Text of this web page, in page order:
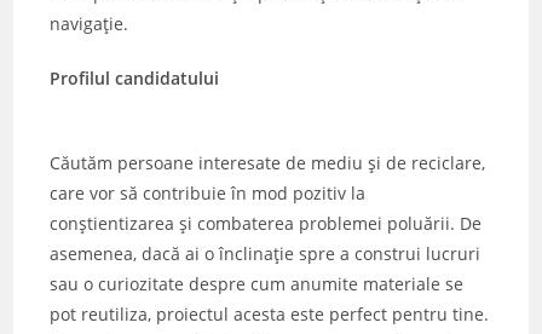
navigație.
Profilul candidatului
Căutăm persoane interesate de mediu și de reciclare,
care vor să contribuie în mod pozitiv la
conștientizarea și combaterea problemei poluării. De
asemenea, dacă ai o înclinație spre a construi lucruri
sau o curiozitate despre cum anumite materiale se
pot reutiliza, proiectul acesta este perfect pentru tine.